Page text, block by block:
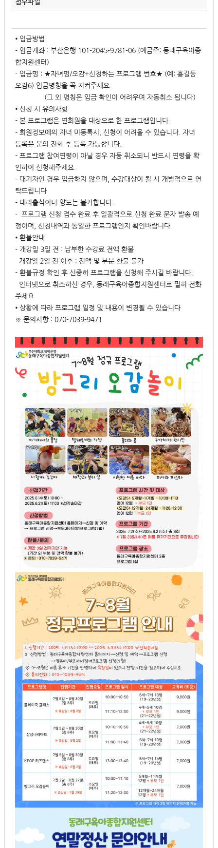
첨부파일
⦁ 입금방법
- 입금계좌 : 부산은행 101-2045-9781-06 (예금주: 동래구육아종
합지원센터)
- 입금명 : ★자녀명/오감+신청하는 프로그램 번호★ (예: 홍길동
오감6) 입금명칭을 꼭 지켜주세요
(그 외 명칭은 입금 확인이 어려우며 자동취소 됩니다)
⦁ 신청 시 유의사항
- 본 프로그램은 연회원을 대상으로 한 프로그램입니다.
- 회원정보에의 자녀 미등록시, 신청이 어려울 수 있습니다. 자녀
등록은 문의 전화 후 등록 가능합니다.
- 프로그램 참여연령이 아닐 경우 자동 취소되니 반드시 연령을 확
인하여 신청해주세요.
- 대기자인 경우 입금하지 않으며, 수강대상이 될 시 개별적으로 연
락드립니다
- 대리출석이나 양도는 불가합니다.
- 프로그램 신청 접수 완료 후 일괄적으로 신청 완료 문자 발송 예
정이며, 신청내역과 동일한 프로그램인지 확인바랍니다
⦁ 환불안내
- 개강일 3일 전 : 납부한 수강료 전액 환불
개강일 2일 전 이후 : 전액 및 부분 환불 불가
- 환불규정 확인 후 신중히 프로그램을 신청해 주시길 바랍니다.
인터넷으로 취소하신 경우, 동래구육아종합지원센터로 필히 전화
주세요
⦁ 상황에 따라 프로그램 일정 및 내용이 변경될 수 있습니다
※ 문의사항 : 070-7039-9471